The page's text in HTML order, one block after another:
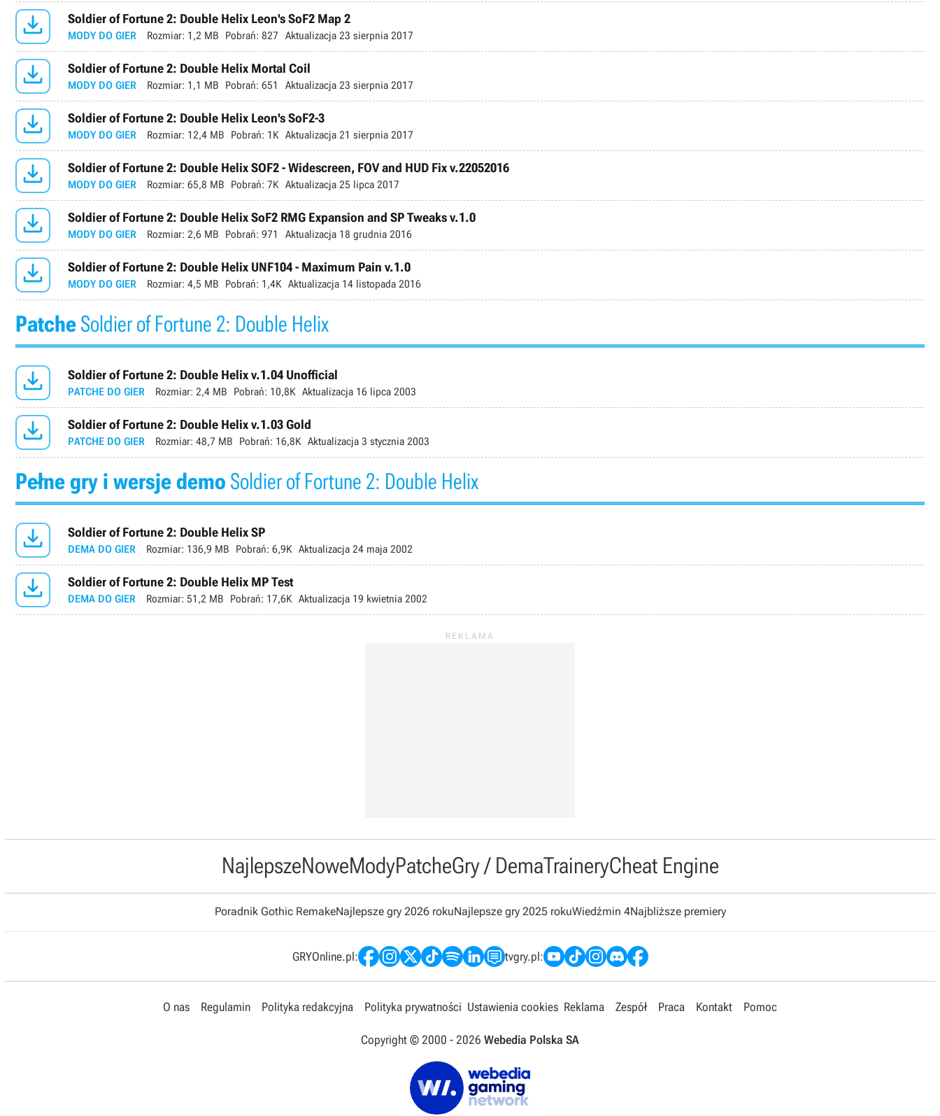
 Soldier of Fortune 2: Double Helix Leon's SoF2 Map 2
MODY DO GIER Rozmiar: 1,2 MB Pobrań: 827 Aktualizacja 23 sierpnia 2017
 Soldier of Fortune 2: Double Helix Mortal Coil
MODY DO GIER Rozmiar: 1,1 MB Pobrań: 651 Aktualizacja 23 sierpnia 2017
 Soldier of Fortune 2: Double Helix Leon's SoF2-3
MODY DO GIER Rozmiar: 12,4 MB Pobrań: 1K Aktualizacja 21 sierpnia 2017
 Soldier of Fortune 2: Double Helix SOF2 - Widescreen, FOV and HUD Fix v.22052016
MODY DO GIER Rozmiar: 65,8 MB Pobrań: 7K Aktualizacja 25 lipca 2017
 Soldier of Fortune 2: Double Helix SoF2 RMG Expansion and SP Tweaks v.1.0
MODY DO GIER Rozmiar: 2,6 MB Pobrań: 971 Aktualizacja 18 grudnia 2016
 Soldier of Fortune 2: Double Helix UNF104 - Maximum Pain v.1.0
MODY DO GIER Rozmiar: 4,5 MB Pobrań: 1,4K Aktualizacja 14 listopada 2016
PatcheSoldier of Fortune 2: Double Helix
 Soldier of Fortune 2: Double Helix v.1.04 Unofficial
PATCHE DO GIER Rozmiar: 2,4 MB Pobrań: 10,8K Aktualizacja 16 lipca 2003
 Soldier of Fortune 2: Double Helix v.1.03 Gold
PATCHE DO GIER Rozmiar: 48,7 MB Pobrań: 16,8K Aktualizacja 3 stycznia 2003
Pełne gry i wersje demo Soldier of Fortune 2: Double Helix
 Soldier of Fortune 2: Double Helix SP
DEMA DO GIER Rozmiar: 136,9 MB Pobrań: 6,9K Aktualizacja 24 maja 2002
 Soldier of Fortune 2: Double Helix MP Test
DEMA DO GIER Rozmiar: 51,2 MB Pobrań: 17,6K Aktualizacja 19 kwietnia 2002
NajlepszeNoweModyPatcheGry / DemaTraineryCheat Engine
Poradnik Gothic RemakeNajlepsze gry 2026 rokuNajlepsze gry 2025 rokuWiedźmin 4Najbliższe premiery
GRYOnline.pl: tvgry.pl:
O nas Regulamin Polityka redakcyjna Polityka prywatności Ustawienia cookies Reklama Zespół Praca Kontakt Pomoc
Copyright © 2000 - 2026 Webedia Polska SA